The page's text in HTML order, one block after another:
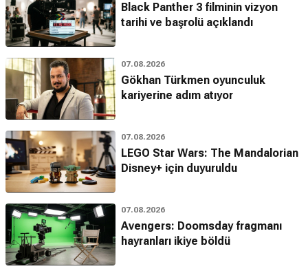
Black Panther 3 filminin vizyon
tarihi ve başrolü açıklandı
07.08.2026
Gökhan Türkmen oyunculuk
kariyerine adım atıyor
07.08.2026
LEGO Star Wars: The Mandalorian
Disney+ için duyuruldu
07.08.2026
Avengers: Doomsday fragmanı
hayranları ikiye böldü